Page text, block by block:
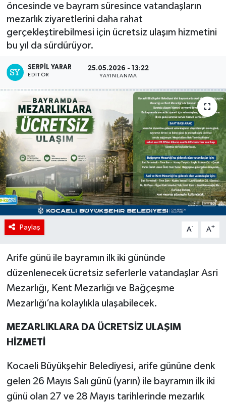
öncesinde ve bayram süresince vatandaşların
mezarlık ziyaretlerini daha rahat
gerçekleştirebilmesi için ücretsiz ulaşım hizmetini
bu yıl da sürdürüyor.
SERPİL YARAR
EDITÖR
25.05.2026 - 13:22
YAYINLANMA
Paylaş A- A+
Arife günü ile bayramın ilk iki gününde
düzenlenecek ücretsiz seferlerle vatandaşlar Asri
Mezarlığı, Kent Mezarlığı ve Bağçeşme
Mezarlığı’na kolaylıkla ulaşabilecek.
MEZARLIKLARA DA ÜCRETSİZ ULAŞIM
HİZMETİ
Kocaeli Büyükşehir Belediyesi, arife gününe denk
gelen 26 Mayıs Salı günü (yarın) ile bayramın ilk iki
günü olan 27 ve 28 Mayıs tarihlerinde mezarlık